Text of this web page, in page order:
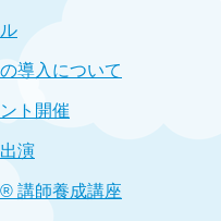
導入について
ト開催
演
講師養成講座